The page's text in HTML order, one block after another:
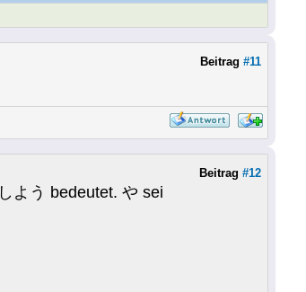
Beitrag #11
Beitrag #12
よう bedeutet. や sei